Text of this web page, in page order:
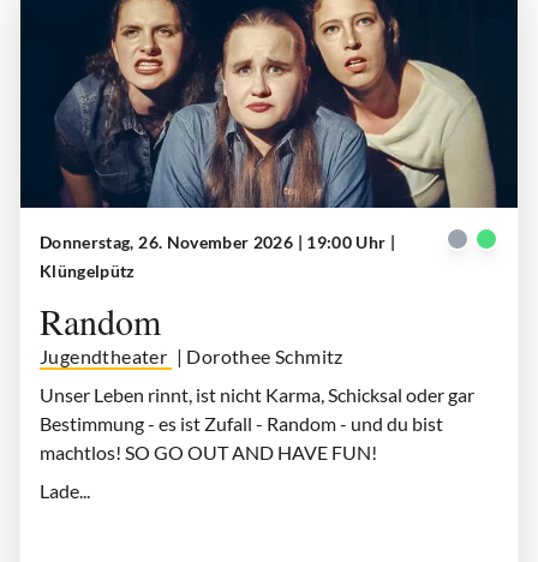
Donnerstag, 26. November 2026 | 19:00 Uhr |
Klüngelpütz
Random
Jugendtheater | Dorothee Schmitz
Unser Leben rinnt, ist nicht Karma, Schicksal oder gar
Bestimmung - es ist Zufall - Random - und du bist
machtlos! SO GO OUT AND HAVE FUN!
Lade...